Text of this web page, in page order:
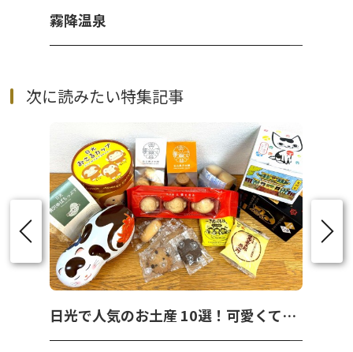
霧降温泉
次に読みたい特集記事
日光で人気のお土産 10選！可愛くて美味しいお菓子を紹介！